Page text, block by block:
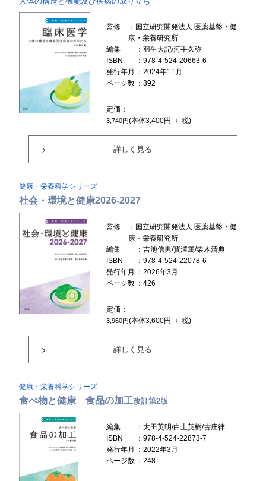
監修
：国立研究開発法人 医薬基盤・健
康・栄養研究所
編集
：羽生大記/河手久弥
ISBN
：978-4-524-20663-6
発行年月
：2024年11月
ページ数 ：392
定価：
3,740円(本体3,400円 ＋ 税)
詳しく見る
健康・栄養科学シリーズ
社会・環境と健康2026-2027
監修
：国立研究開発法人 医薬基盤・健
康・栄養研究所
編集
：吉池信男/寳澤篤/栗木清典
ISBN
：978-4-524-22078-6
発行年月
：2026年3月
ページ数 ：426
定価：
3,960円(本体3,600円 ＋ 税)
詳しく見る
健康・栄養科学シリーズ
食べ物と健康 食品の加工改訂第2版
編集
：太田英明/白土英樹/古庄律
ISBN
：978-4-524-22873-7
発行年月
：2022年3月
ページ数 ：248